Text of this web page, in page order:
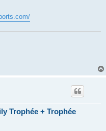
Trophée + Trophée